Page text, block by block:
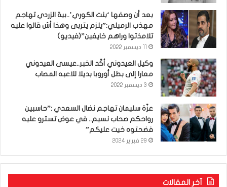
بعد أن وصفها ‘بنت الكوري’..بية الزردي تهاجم
مهذب الرميلي:”يلزم يتربى وهذا أش قالوا عليه
تلامذتوا وراهم خايفين”(فيديو)
وكيل العيدوني أكّد الخبر..عيسى العيدوني
معارا إلى بطل أوروبا بديلا للاعبه المصاب
3 ديسمبر 2022
عزّة سليمان تهاجم نضال السعدي :”حاسبين
رواحكم صحاب نسيم.. في عوض تسترو عليه
فضحتوه خيت عليكم”
29 فبراير 2024
آخر المقالات